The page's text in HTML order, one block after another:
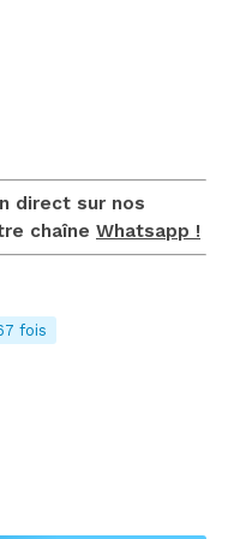
direct sur nos
chaîne Whatsapp !
fois